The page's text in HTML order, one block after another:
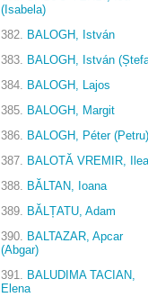
(Isabela)
382. BALOGH, István
383. BALOGH, István
384. BALOGH, Lajos
385. BALOGH, Margit
386. BALOGH, Péter (Petru)
387. BALOTĂ VREMIR,
388. BĂLTAN, Ioana
389. BĂLȚATU, Adam
390. BALTAZAR, Apcar
(Abgar)
391. BALUDIMA TACIAN,
Elena